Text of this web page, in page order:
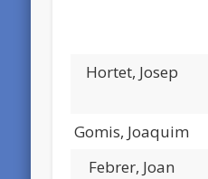
Hortet, Josep
Gomis, Joaquim
Febrer, Joan